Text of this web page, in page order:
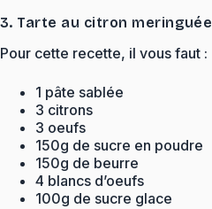
3. Tarte au citron meringuée
Pour cette recette, il vous faut :
1 pâte sablée
3 citrons
3 oeufs
150g de sucre en poudre
150g de beurre
4 blancs d’oeufs
100g de sucre glace